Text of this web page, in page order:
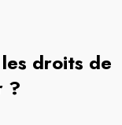
droits de
?